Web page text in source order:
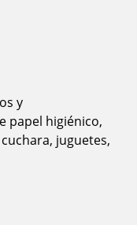
y
papel higiénico,
juguetes,